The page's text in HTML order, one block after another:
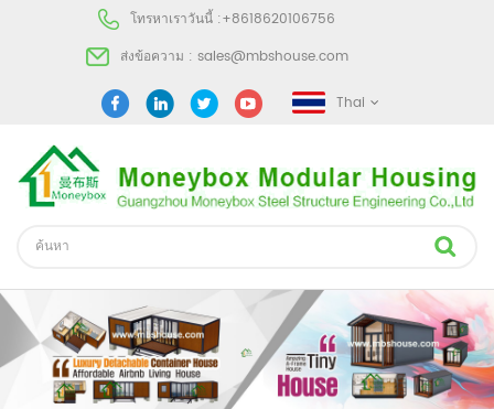
โทรหาเราวันนี้ :+8618620106756
ส่งข้อความ : sales@mbshouse.com
Thai